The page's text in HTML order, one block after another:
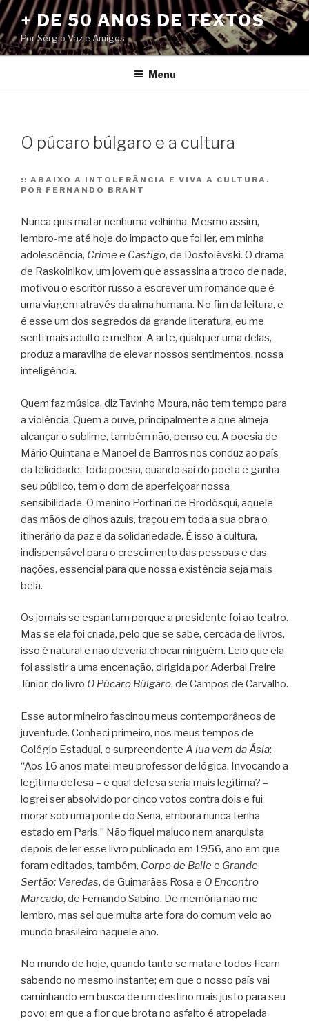
Pular
para
o
conteúdo
+ DE 50 ANOS DE TEXTOS
Por Sérgio Vaz e Amigos
Menu
O púcaro búlgaro e a cultura
:: ABAIXO A INTOLERÂNCIA E VIVA A CULTURA.
POR FERNANDO BRANT
Nunca quis matar nenhuma velhinha. Mesmo assim,
lembro-me até hoje do impacto que foi ler, em minha
adolescência, Crime e Castigo, de Dostoiévski. O drama
de Raskolnikov, um jovem que assassina a troco de nada,
motivou o escritor russo a escrever um romance que é
uma viagem através da alma humana. No fim da leitura, e
é esse um dos segredos da grande literatura, eu me
senti mais adulto e melhor. A arte, qualquer uma delas,
produz a maravilha de elevar nossos sentimentos, nossa
inteligência.
Quem faz música, diz Tavinho Moura, não tem tempo para
a violência. Quem a ouve, principalmente a que almeja
alcançar o sublime, também não, penso eu. A poesia de
Mário Quintana e Manoel de Barrros nos conduz ao país
da felicidade. Toda poesia, quando sai do poeta e ganha
seu público, tem o dom de aperfeiçoar nossa
sensibilidade. O menino Portinari de Brodósqui, aquele
das mãos de olhos azuis, traçou em toda a sua obra o
itinerário da paz e da solidariedade. É isso a cultura,
indispensável para o crescimento das pessoas e das
nações, essencial para que nossa existência seja mais
bela.
Os jornais se espantam porque a presidente foi ao teatro.
Mas se ela foi criada, pelo que se sabe, cercada de livros,
isso é natural e não deveria chocar ninguém. Leio que ela
foi assistir a uma encenação, dirigida por Aderbal Freire
Júnior, do livro O Púcaro Búlgaro, de Campos de Carvalho.
Esse autor mineiro fascinou meus contemporâneos de
juventude. Conheci primeiro, nos meus tempos de
Colégio Estadual, o surpreendente A lua vem da Ásia:
“Aos 16 anos matei meu professor de lógica. Invocando a
legítima defesa – e qual defesa seria mais legítima? –
logrei ser absolvido por cinco votos contra dois e fui
morar sob uma ponte do Sena, embora nunca tenha
estado em Paris.” Não fiquei maluco nem anarquista
depois de ler esse livro publicado em 1956, ano em que
foram editados, também, Corpo de Baile e Grande
Sertão: Veredas, de Guimarães Rosa e O Encontro
Marcado, de Fernando Sabino. De memória não me
lembro, mas sei que muita arte fora do comum veio ao
mundo brasileiro naquele ano.
No mundo de hoje, quando tanto se mata e todos ficam
sabendo no mesmo instante; em que o nosso país vai
caminhando em busca de um destino mais justo para seu
povo; em que a flor que brota no asfalto é atropelada